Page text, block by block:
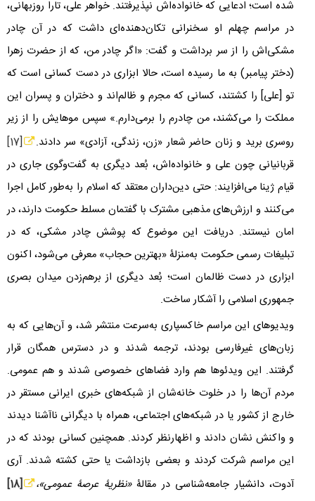
شده است؛ ادعایی که خانواده‌اش نپذیرفتند. خواهر علی، تارا روزبهانی،
در مراسم چهلم او سخنرانی تکان‌دهنده‌ای داشت که در آن چادر
مشکی‌اش را از سر برداشت و گفت: «اگر چادر من، که از حضرت زهرا
(دختر پیامبر) به ما رسیده است، حالا ابزاری در دست کسانی است که
تو [علی] را کشتند، کسانی که مجرم و ظالم‌اند و دختران و پسران این
مملکت را می‌کشند، من چادرم را برمی‌دارم.» سپس موهایش را از زیر
روسری برید و زنان حاضر شعار «زن، زندگی، آزادی» سر دادند.
[17]
قربانیانی چون علی و خانواده‌اش، بُعد دیگری به گفت‌وگوی جاری در
قیام ژینا می‌افزایند: حتی دین‌داران معتقد که اسلام را به‌طور کامل اجرا
می‌کنند و ارزش‌های مذهبی مشترک با گفتمان مسلط حکومت دارند، در
امان نیستند. دریافت این موضوع که پوشش چادر مشکی، که در
تبلیغات رسمی حکومت به‌منزلۀ «بهترین حجاب» معرفی می‌شود، اکنون
ابزاری در دست ظالمان است؛ بُعد دیگری از برهم‌زدن میدان بصری
جمهوری اسلامی را آشکار ساخت.
ویدیوهای این مراسم‌ خاکسپاری به‌سرعت منتشر شد، و آن‌هایی که به
زبان‌های غیرفارسی بودند، ترجمه شدند و در دسترس همگان قرار
گرفتند. این ویدئوها هم وارد فضاهای خصوصی شدند و هم عمومی.
مردم آن‌ها را در خلوت خانه‌شان از شبکه‌های خبری ایرانی مستقر در
خارج از کشور یا در شبکه‌های اجتماعی، همراه با دیگرانی ناآشنا دیدند
و واکنش نشان دادند و اظهارنظر کردند. همچنین کسانی بودند که در
این مراسم شرکت کردند و بعضی بازداشت یا حتی کشته شدند. آری
آدوت، دانشیار جامعه‌شناسی در مقالۀ«نظریۀ عرصۀ عمومی»،
[18]